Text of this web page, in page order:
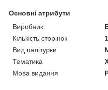
Основні атрибути
Виробник
Кількість сторінок
Вид палітурки
Тематика
Мова видання